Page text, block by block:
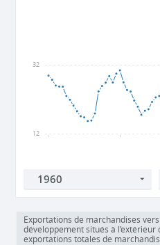
12
32
Exportations de marchandises
développement situés à l’extérieur
exportations totales de